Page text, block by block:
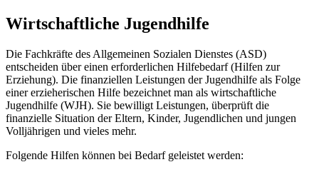
Wirtschaftliche Jugendhilfe
Die Fachkräfte des Allgemeinen Sozialen Dienstes (ASD)
entscheiden über einen erforderlichen Hilfebedarf (Hilfen zur
Erziehung). Die finanziellen Leistungen der Jugendhilfe als Folge
einer erzieherischen Hilfe bezeichnet man als wirtschaftliche
Jugendhilfe (WJH). Sie bewilligt Leistungen, überprüft die
finanzielle Situation der Eltern, Kinder, Jugendlichen und jungen
Volljährigen und vieles mehr.
Folgende Hilfen können bei Bedarf geleistet werden: